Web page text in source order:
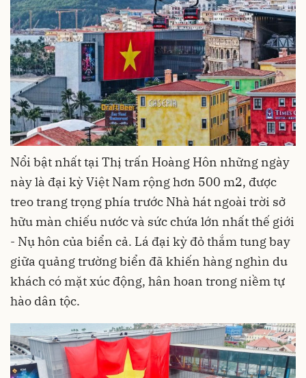
Nổi bật nhất tại Thị trấn Hoàng Hôn những ngày
này là đại kỳ Việt Nam rộng hơn 500 m2, được
treo trang trọng phía trước Nhà hát ngoài trời sở
hữu màn chiếu nước và sức chứa lớn nhất thế giới
- Nụ hôn của biển cả. Lá đại kỳ đỏ thắm tung bay
giữa quảng trường biển đã khiến hàng nghìn du
khách có mặt xúc động, hân hoan trong niềm tự
hào dân tộc.